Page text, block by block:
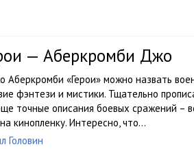
— Аберкромби Джо
Аберкромби «Герои» можно назвать
фэнтези и мистики. Тщательно
точные описания боевых сражений –
кинопленку. Интересно, что...
Головин